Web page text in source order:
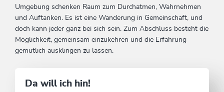
Umgebung schenken Raum zum Durchatmen, Wahrnehmen
und Auftanken. Es ist eine Wanderung in Gemeinschaft, und
doch kann jeder ganz bei sich sein. Zum Abschluss besteht die
Möglichkeit, gemeinsam einzukehren und die Erfahrung
gemütlich ausklingen zu lassen.
Da will ich hin!